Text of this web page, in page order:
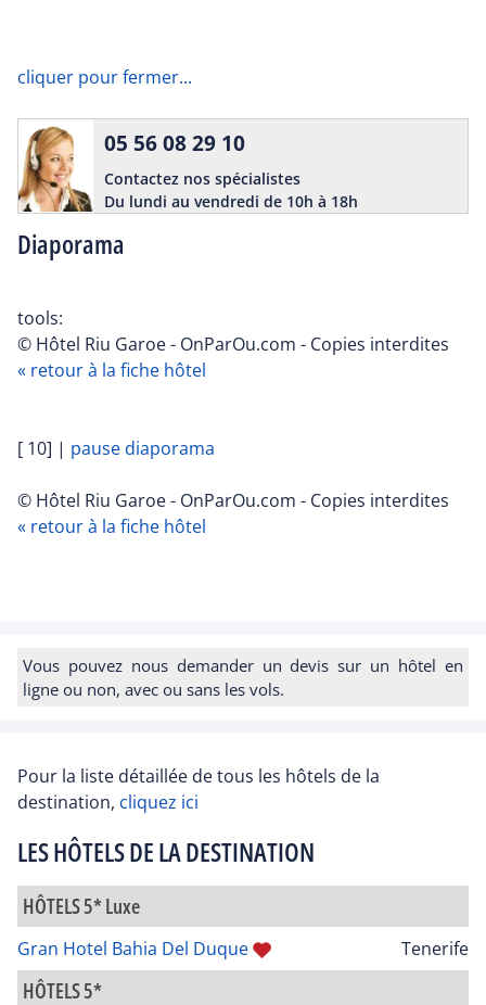
cliquer pour fermer...
Diaporama
05 56 08 29 10
Contactez nos spécialistes
Du lundi au vendredi de 10h à 18h
tools:
© Hôtel Riu Garoe - OnParOu.com - Copies interdites
« retour à la fiche hôtel
[ 10] | pause diaporama
© Hôtel Riu Garoe - OnParOu.com - Copies interdites
« retour à la fiche hôtel
Vous pouvez nous demander un devis sur un hôtel en
ligne ou non, avec ou sans les vols.
Pour la liste détaillée de tous les hôtels de la
destination, cliquez ici
LES HÔTELS DE LA DESTINATION
HÔTELS 5* Luxe
Gran Hotel Bahia Del Duque Tenerife
HÔTELS 5*